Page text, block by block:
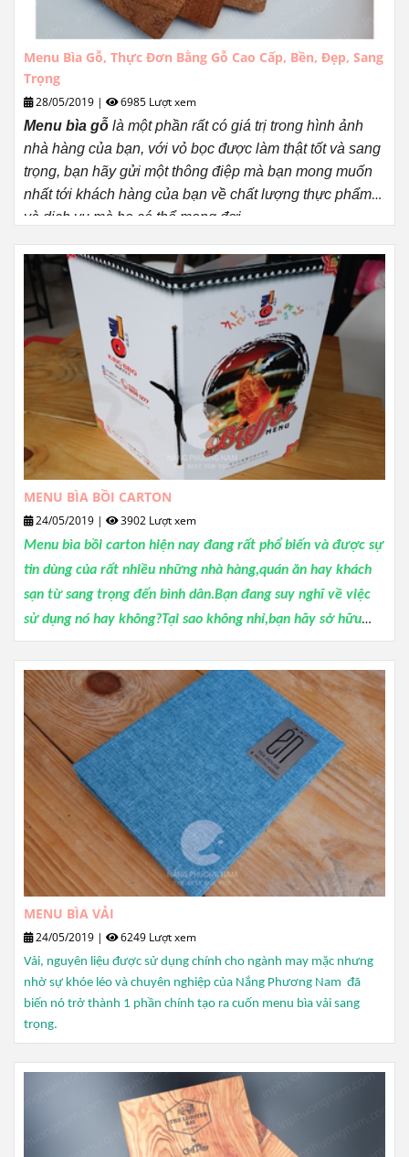
Menu Bìa Gỗ, Thực Đơn Bằng Gỗ Cao Cấp, Bền, Đẹp, Sang
Trọng
28/05/2019 | 6985 Lượt xem
Menu bìa gỗ là một phần rấtcó giá trị trong hình ảnh
nhà hàng của bạn, với vỏ bọc được làm thật tốt và sang
trọng, bạn hãy gửi một thông điệp mà bạn mong muốn
nhất tới khách hàng của bạn về chất lượng thực phẩm
và dịch vụ mà họ có thể mong đợi.
MENU BÌA BỒI CARTON
24/05/2019 |
3902 Lượt xem
Menu bìa bồi carton hiện nay đang rất phổ biến và được sự
tin dùng của rất nhiều những nhà hàng,quán ăn hay khách
sạn từ sang trọng đến bình dân.Bạn đang suy nghĩ về việc
sử dụng nó hay không?Tại sao không nhỉ,bạn hãy sở hữu
ngay bộ menu bìa bồi carton theo phong cách riêng của
mình.Và hãy để nhà Nắng giúp bạn.
MENU BÌA VẢI
24/05/2019 | 6249 Lượt xem
Vải, nguyên liệu được sử dụng chính cho ngành may mặc nhưng
nhờ sự khóe léo và chuyên nghiệp của Nắng Phương Nam đã
biến nó trở thành 1 phần chính tạo ra cuốn menu bìa vải sang
trọng.